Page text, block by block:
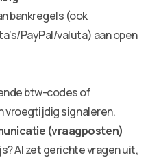
bankregels (ook
PayPal/valuta) aan open
btw-codes of
vroegtijdig signaleren.
(vraagposten)
AI zet gerichte vragen uit,